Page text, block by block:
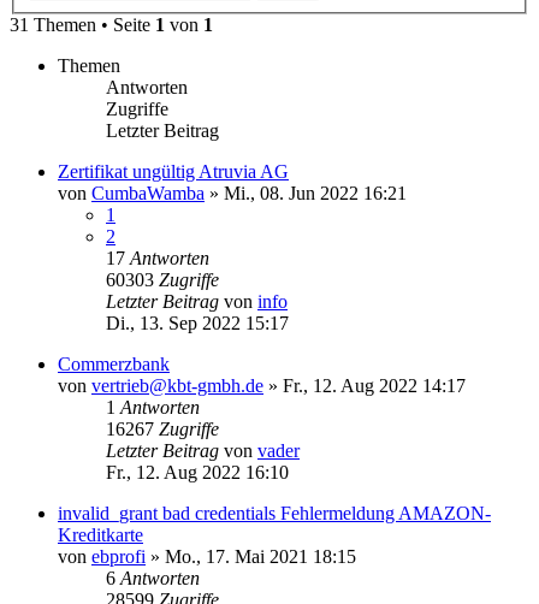
31 Themen • Seite 1 von 1
Themen
Antworten
Zugriffe
Letzter Beitrag
Zertifikat ungültig Atruvia AG
von CumbaWamba » Mi., 08. Jun 2022 16:21
1
2
17 Antworten
60303 Zugriffe
Letzter Beitrag von info
Di., 13. Sep 2022 15:17
Commerzbank
von vertrieb@kbt-gmbh.de » Fr., 12. Aug 2022 14:17
1 Antworten
16267 Zugriffe
Letzter Beitrag von vader
Fr., 12. Aug 2022 16:10
invalid_grant bad credentials Fehlermeldung AMAZON-
Kreditkarte
von ebprofi » Mo., 17. Mai 2021 18:15
6 Antworten
28599 Zugriffe